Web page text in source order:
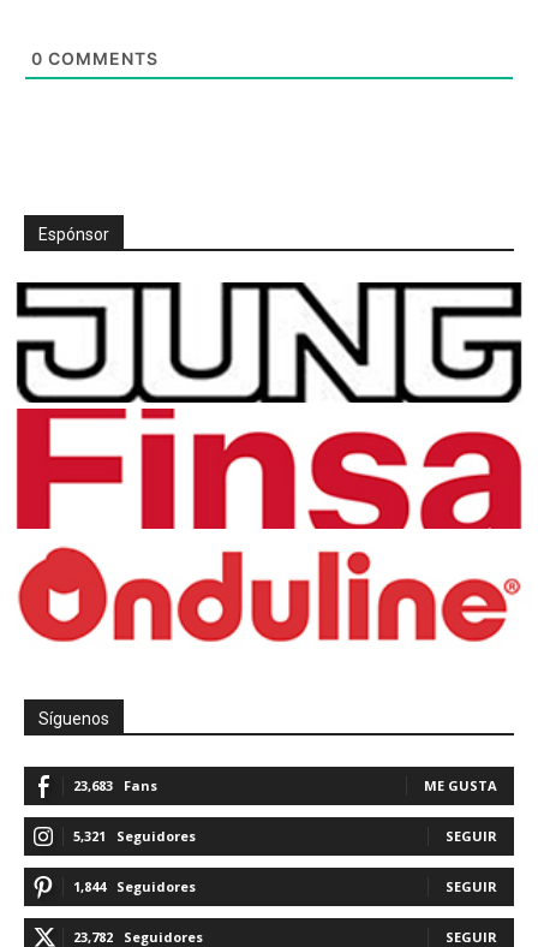
0 COMMENTS
Espónsor
Síguenos
23,683 Fans ME GUSTA
5,321 Seguidores SEGUIR
1,844 Seguidores SEGUIR
23,782 Seguidores SEGUIR